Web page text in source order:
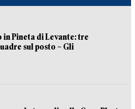
Pineta di Levante: tre
sul posto – Gli